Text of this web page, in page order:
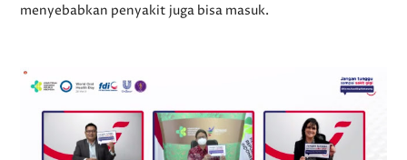
menyebabkan penyakit juga bisa masuk.